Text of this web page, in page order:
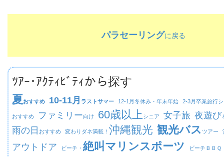
パラセーリングに戻る
ﾂｱｰ･ｱｸﾃｨﾋﾞﾃｨから探す
夏おすすめ 10-11月 ラストサマー 12-1月 冬休み・年末年始 2-3月 卒業旅行
おすすめ ファミリー向け 60歳以上シニア 女子旅 夜遊び
雨の日 おすすめ 変わりダネ満載！ 沖縄観光 観光バス ツアー
アウトドア ビーチ・ 絶叫マリンスポーツ ビーチ ＢＢＱ